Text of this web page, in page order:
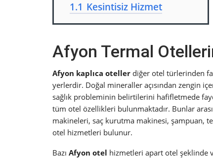
1.1 Kesintisiz Hizmet
Afyon Termal
Afyon kaplıca oteller diğer otel türlerinden
yerlerdir. Doğal mineraller açısından zengin
sağlık probleminin belirtilerini hafifletmede
tüm otel özellikleri bulunmaktadır. Bunlar
makineleri, saç kurutma makinesi, şampuan,
otel hizmetleri bulunur.
Bazı Afyon otel hizmetleri apart otel şeklinde